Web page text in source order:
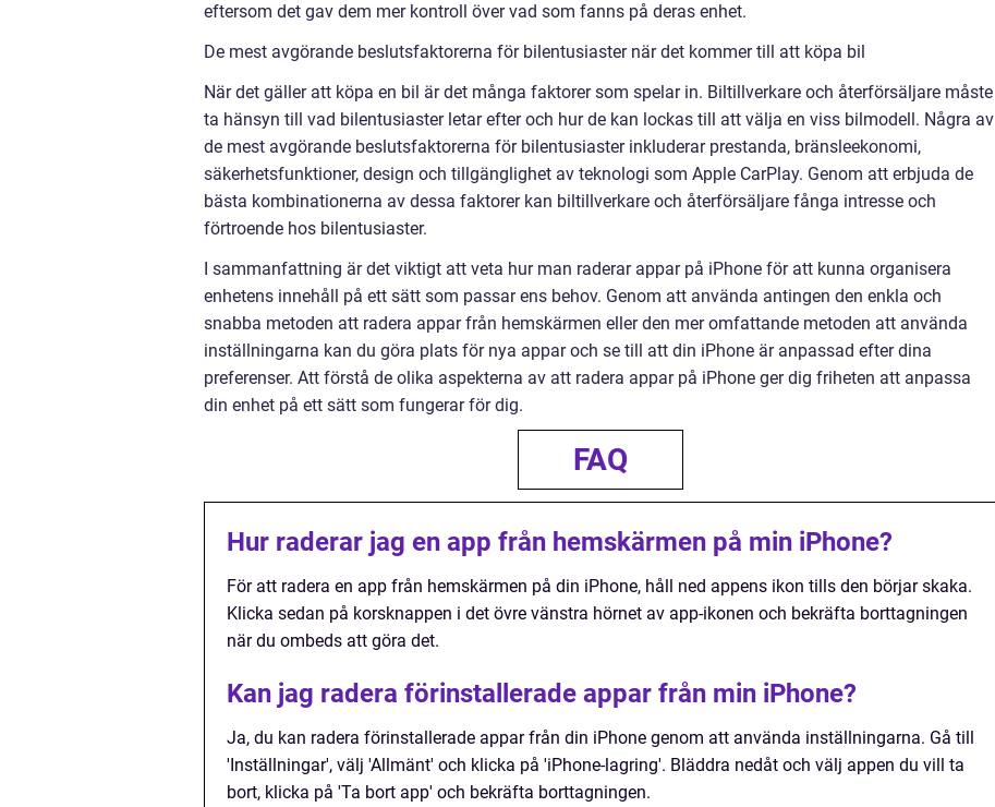
eftersom det gav dem mer kontroll över vad som fanns på deras enhet.
De mest avgörande beslutsfaktorerna för bilentusiaster när det kommer till att köpa bil
När det gäller att köpa en bil är det många faktorer som spelar in. Biltillverkare och återförsäljare måste
ta hänsyn till vad bilentusiaster letar efter och hur de kan lockas till att välja en viss bilmodell. Några av
de mest avgörande beslutsfaktorerna för bilentusiaster inkluderar prestanda, bränsleekonomi,
säkerhetsfunktioner, design och tillgänglighet av teknologi som Apple CarPlay. Genom att erbjuda de
bästa kombinationerna av dessa faktorer kan biltillverkare och återförsäljare fånga intresse och
förtroende hos bilentusiaster.
I sammanfattning är det viktigt att veta hur man raderar appar på iPhone för att kunna organisera
enhetens innehåll på ett sätt som passar ens behov. Genom att använda antingen den enkla och
snabba metoden att radera appar från hemskärmen eller den mer omfattande metoden att använda
inställningarna kan du göra plats för nya appar och se till att din iPhone är anpassad efter dina
preferenser. Att förstå de olika aspekterna av att radera appar på iPhone ger dig friheten att anpassa
din enhet på ett sätt som fungerar för dig.
FAQ
Hur raderar jag en app från hemskärmen på min iPhone?
För att radera en app från hemskärmen på din iPhone, håll ned appens ikon tills den börjar skaka.
Klicka sedan på korsknappen i det övre vänstra hörnet av app-ikonen och bekräfta borttagningen
när du ombeds att göra det.
Kan jag radera förinstallerade appar från min iPhone?
Ja, du kan radera förinstallerade appar från din iPhone genom att använda inställningarna. Gå till
'Inställningar', välj 'Allmänt' och klicka på 'iPhone-lagring'. Bläddra nedåt och välj appen du vill ta
bort, klicka på 'Ta bort app' och bekräfta borttagningen.